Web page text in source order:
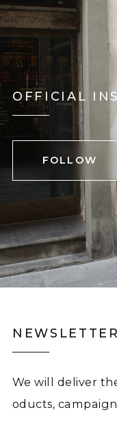
OFFICIAL
FOLLOW
NEWSLETTER
We will deliver
oducts,